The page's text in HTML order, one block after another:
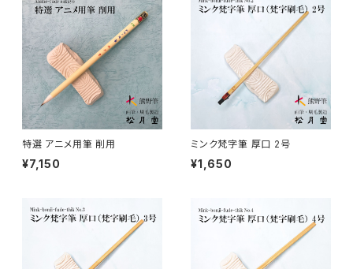
山馬筆 / SANBA (ink,rough line)
ローケツ筆 / ROUKETSU (batik)
線描筆 / SENBYO (line,outline)
横刷毛
唐刷毛
日本画用唐刷毛
アニメ水張り・ぼかし・グラデーション
アニメ特定用途描き・特殊
カリグラフィー - calligraphy
陶芸 - ceramics
暮らし・雑貨 - knickknack
特選 アニメ用筆 削用
¥7,150
ミンク梵字筆 厚口 2号
¥1,650